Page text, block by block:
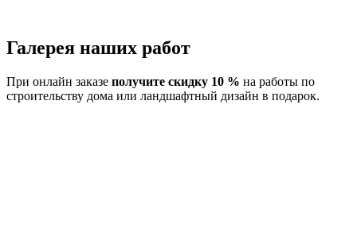
Галерея наших работ
При онлайн заказе получите скидку 10 % на работы по
строительству дома или ландшафтный дизайн в подарок.